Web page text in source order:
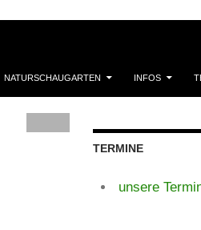
NATURSCHAUGARTEN INFOS
TERMINE
unsere